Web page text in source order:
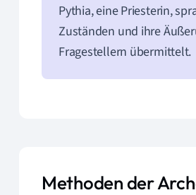
Pythia, eine Priesterin,
Zuständen und ihre
Fragestellern übermittelt.
Methoden der